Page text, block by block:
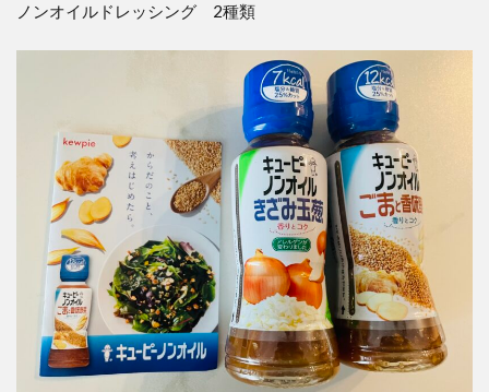
ノンオイルドレッシング 2種類